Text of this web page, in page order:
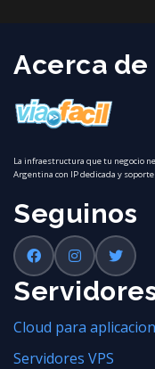
Acerca de
La infraestructura que tu negocio
Argentina con IP dedicada y soporte
Seguinos
Cloud para
Servidores VPS